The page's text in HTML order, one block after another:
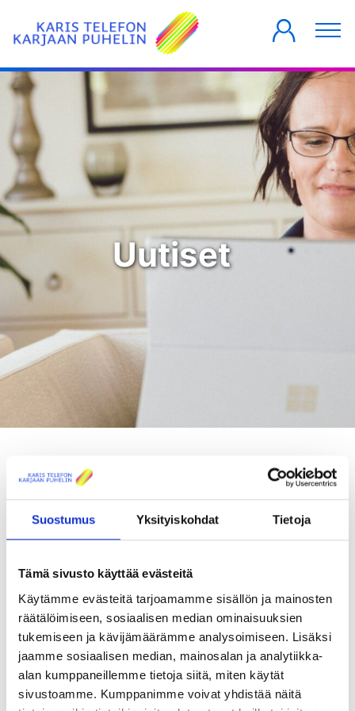
Suostumus Yksityiskohdat Tietoja
Tämä sivusto käyttää evästeitä
Käytämme evästeitä tarjoamamme sisällön ja mainosten
räätälöimiseen, sosiaalisen median ominaisuuksien
tukemiseen ja kävijämäärämme analysoimiseen. Lisäksi
jaamme sosiaalisen median, mainosalan ja analytiikka-
alan kumppaneillemme tietoja siitä, miten käytät
sivustoamme. Kumppanimme voivat yhdistää näitä
YRITYKSILLE
KAIKKI AJANKOHTAISET
TILAA UUTISKIRJEEMME
Uutiset
Nyt Kuitukaista saatavilla myös
2000/2000 Mbit/s nopeudella!
Uutiset Julkaistu: 26.09.2024